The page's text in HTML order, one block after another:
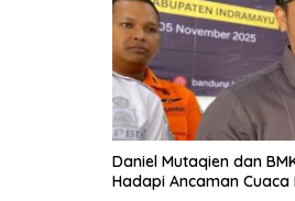
Daniel Mutaqien dan
Hadapi Ancaman Cuaca